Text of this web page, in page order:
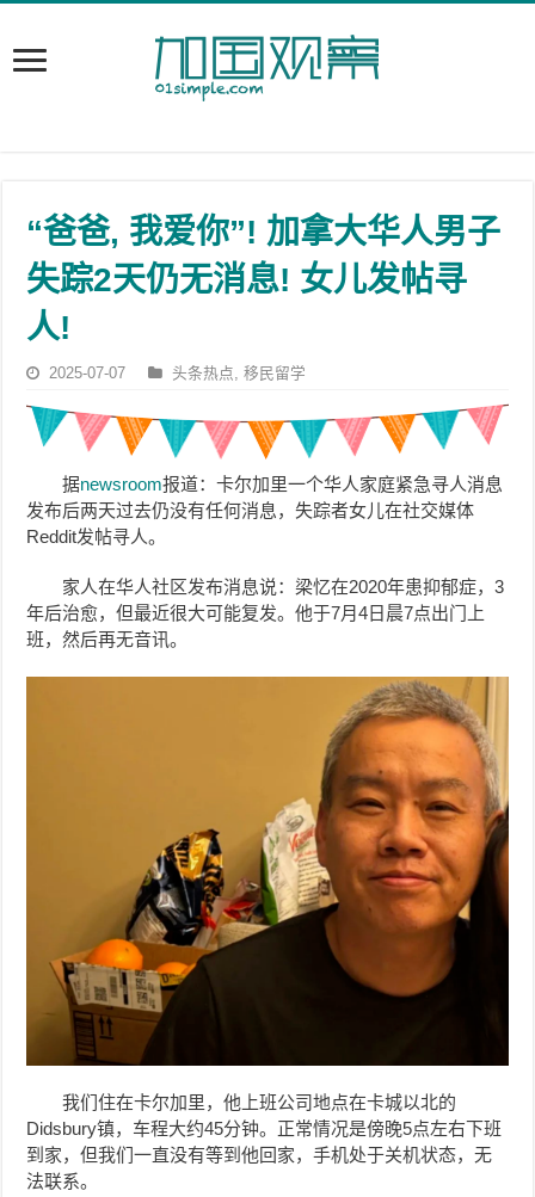
“爸爸, 我爱你”! 加拿大华人男子
失踪2天仍无消息! 女儿发帖寻
人!
2025-07-07 头条热点,移民留学
据newsroom报道：卡尔加里一个华人家庭紧急寻人消息
发布后两天过去仍没有任何消息，失踪者女儿在社交媒体
Reddit发帖寻人。
家人在华人社区发布消息说：梁忆在2020年患抑郁症，3
年后治愈，但最近很大可能复发。他于7月4日晨7点出门上
班，然后再无音讯。
我们住在卡尔加里，他上班公司地点在卡城以北的
Didsbury镇，车程大约45分钟。正常情况是傍晚5点左右下班
到家，但我们一直没有等到他回家，手机处于关机状态，无
法联系。